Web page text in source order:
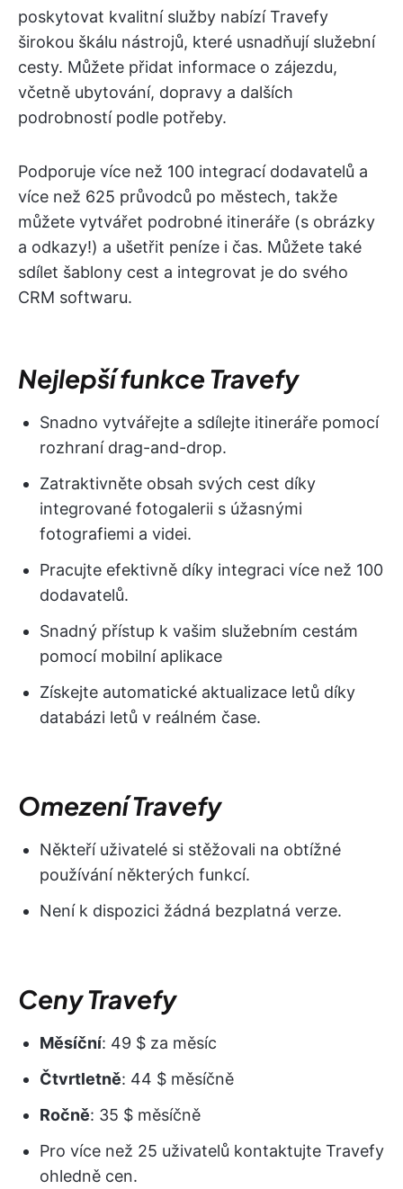
poskytovat kvalitní služby nabízí Travefy
širokou škálu nástrojů, které usnadňují služební
cesty. Můžete přidat informace o zájezdu,
včetně ubytování, dopravy a dalších
podrobností podle potřeby.
Podporuje více než 100 integrací dodavatelů a
více než 625 průvodců po městech, takže
můžete vytvářet podrobné itineráře (s obrázky
a odkazy!) a ušetřit peníze i čas. Můžete také
sdílet šablony cest a integrovat je do svého
CRM softwaru.
Nejlepší funkce Travefy
Snadno vytvářejte a sdílejte itineráře pomocí
rozhraní drag-and-drop.
Zatraktivněte obsah svých cest díky
integrované fotogalerii s úžasnými
fotografiemi a videi.
Pracujte efektivně díky integraci více než 100
dodavatelů.
Snadný přístup k vašim služebním cestám
pomocí mobilní aplikace
Získejte automatické aktualizace letů díky
databázi letů v reálném čase.
Omezení Travefy
Někteří uživatelé si stěžovali na obtížné
používání některých funkcí.
Není k dispozici žádná bezplatná verze.
Ceny Travefy
Měsíční: 49 $ za měsíc
Čtvrtletně: 44 $ měsíčně
Ročně: 35 $ měsíčně
Pro více než 25 uživatelů kontaktujte Travefy
ohledně cen.